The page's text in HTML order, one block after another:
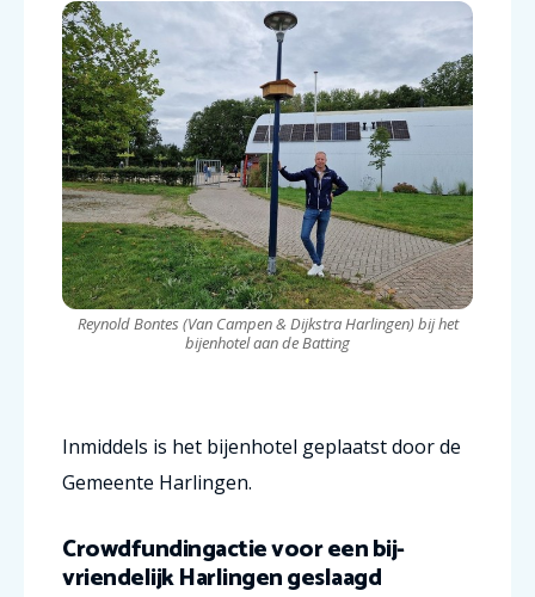
Reynold Bontes (Van Campen & Dijkstra Harlingen) bij het
bijenhotel aan de Batting
Inmiddels is het bijenhotel geplaatst door de
Gemeente Harlingen.
Crowdfundingactie voor een bij-
vriendelijk Harlingen geslaagd